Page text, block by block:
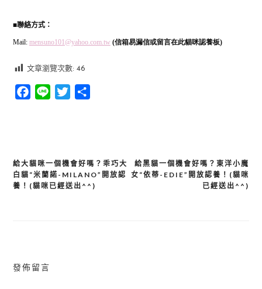
■聯絡方式：
Mail: mensuno101@yahoo.com.tw (信箱易漏信或留言在此貓咪認養板)
文章瀏覽次數: 46
Facebook
Line Twitter
文
章
給黑貓一個機會好嗎？東洋小魔
女“依蒂-EDIE”開放認養！(貓咪
已經送出^^)
給大貓咪一個機會好嗎？乖巧大
白貓“米蘭諾-MILANO”開放認
養！(貓咪已經送出^^)
發佈留言